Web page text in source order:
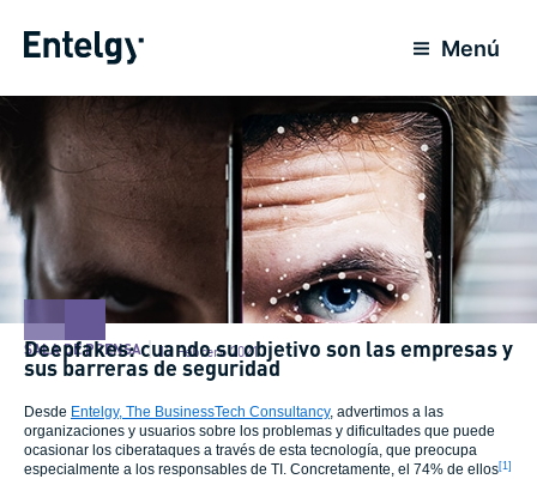
Menú
SALA DE PRENSA 17 Febrero 2021
Deepfakes: cuando su objetivo son las empresas y
sus barreras de seguridad
Desde Entelgy, The BusinessTech Consultancy, advertimos a las
organizaciones y usuarios sobre los problemas y dificultades que puede
ocasionar los ciberataques a través de esta tecnología, que preocupa
especialmente a los responsables de TI. Concretamente, el 74% de ellos[1]